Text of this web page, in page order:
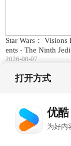
Star Wars： Visions
ents - The Ninth
Official Trailer
2026-08-07
打开方式
优酷
为好内